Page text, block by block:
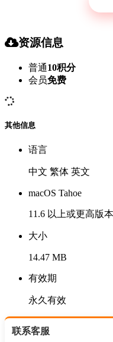
资源信息
普通10积分
会员免费
其他信息
语言
中文 繁体 英文
macOS Tahoe
11.6 以上或更高版
大小
14.47 MB
有效期
永久有效
联系客服